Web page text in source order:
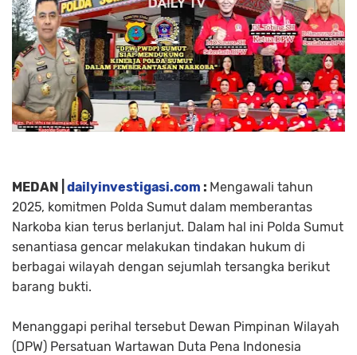
MEDAN | dailyinvestigasi.com : Mengawali tahun
2025, komitmen Polda Sumut dalam memberantas
Narkoba kian terus berlanjut. Dalam hal ini Polda Sumut
senantiasa gencar melakukan tindakan hukum di
berbagai wilayah dengan sejumlah tersangka berikut
barang bukti.
Menanggapi perihal tersebut Dewan Pimpinan Wilayah
(DPW) Persatuan Wartawan Duta Pena Indonesia